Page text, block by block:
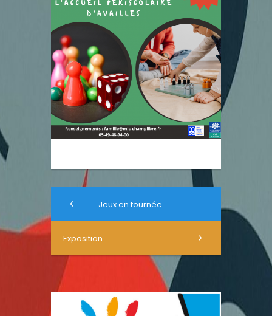
Jeux en tournée
Exposition